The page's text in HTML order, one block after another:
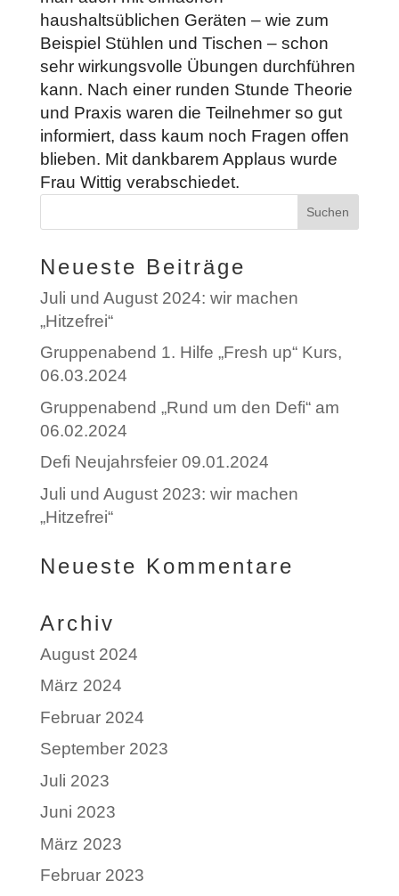
haushaltsüblichen Geräten – wie zum
Beispiel Stühlen und Tischen – schon
sehr wirkungsvolle Übungen durchführen
kann. Nach einer runden Stunde Theorie
und Praxis waren die Teilnehmer so gut
informiert, dass kaum noch Fragen offen
blieben. Mit dankbarem Applaus wurde
Frau Wittig verabschiedet.
Neueste Beiträge
Juli und August 2024: wir machen
„Hitzefrei“
Gruppenabend 1. Hilfe „Fresh up“ Kurs,
06.03.2024
Gruppenabend „Rund um den Defi“ am
06.02.2024
Defi Neujahrsfeier 09.01.2024
Juli und August 2023: wir machen
„Hitzefrei“
Neueste Kommentare
Archiv
August 2024
März 2024
Februar 2024
September 2023
Juli 2023
Juni 2023
März 2023
Februar 2023